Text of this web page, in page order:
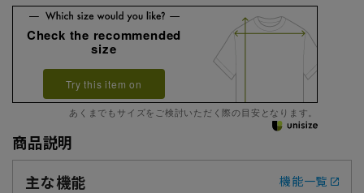
Check the recommended
size
Try this item on
あくまでもサイズをご検討いただく際の目安となります。
商品説明
主な機能
機能一覧